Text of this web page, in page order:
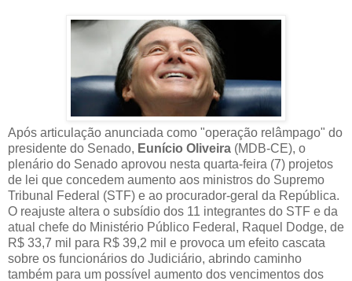
Após articulação anunciada como "operação relâmpago" do
presidente do Senado, Eunício Oliveira (MDB-CE), o
plenário do Senado aprovou nesta quarta-feira (7) projetos
de lei que concedem aumento aos ministros do Supremo
Tribunal Federal (STF) e ao procurador-geral da República.
O reajuste altera o subsídio dos 11 integrantes do STF e da
atual chefe do Ministério Público Federal, Raquel Dodge, de
R$ 33,7 mil para R$ 39,2 mil e provoca um efeito cascata
sobre os funcionários do Judiciário, abrindo caminho
também para um possível aumento dos vencimentos dos